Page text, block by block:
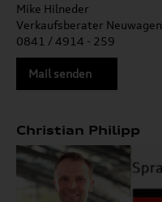
Mike Hilneder
Verkaufsberater Neuwagen
0841 / 4914 - 259
Mail senden
Christian Philipp